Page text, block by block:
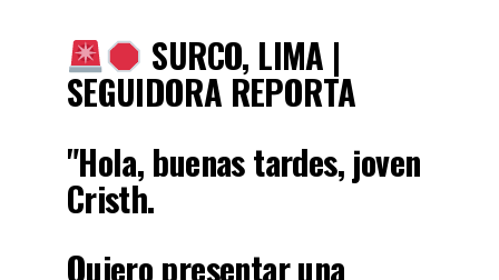
SURCO, LIMA |
SEGUIDORA REPORTA
"Hola, buenas tardes, joven
Cristh.
Quiero presentar una